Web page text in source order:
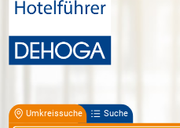
Umkreissuche Suche